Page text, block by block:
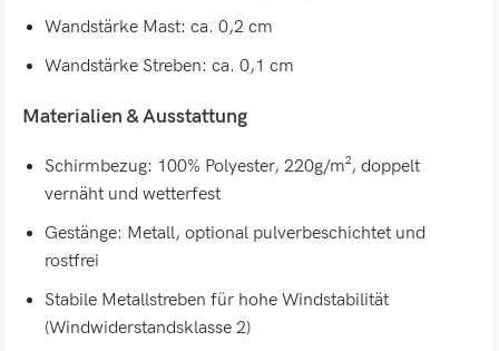
Wandstärke Mast: ca. 0,2 cm
Wandstärke Streben: ca. 0,1 cm
Materialien & Ausstattung
Schirmbezug: 100% Polyester, 220g/m², doppelt
vernäht und wetterfest
Gestänge: Metall, optional pulverbeschichtet und
rostfrei
Stabile Metallstreben für hohe Windstabilität
(Windwiderstandsklasse 2)